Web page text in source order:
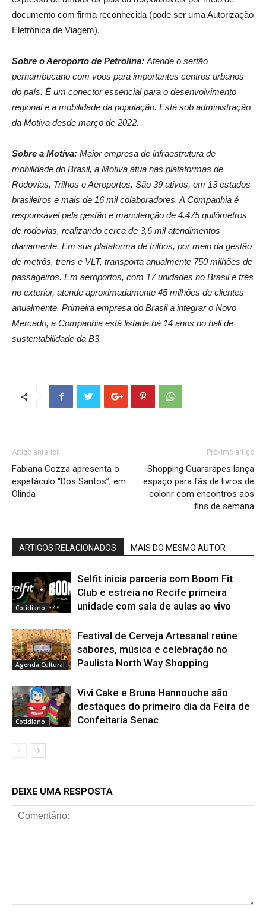
documento com firma reconhecida (pode ser uma Autorização
Eletrônica de Viagem).
Sobre o Aeroporto de Petrolina: Atende o sertão
pernambucano com voos para importantes centros urbanos
do país. É um conector essencial para o desenvolvimento
regional e a mobilidade da população. Está sob administração
da Motiva desde março de 2022.
Sobre a Motiva: Maior empresa de infraestrutura de
mobilidade do Brasil, a Motiva atua nas plataformas de
Rodovias, Trilhos e Aeroportos. São 39 ativos, em 13 estados
brasileiros e mais de 16 mil colaboradores. A Companhia é
responsável pela gestão e manutenção de 4.475 quilômetros
de rodovias, realizando cerca de 3,6 mil atendimentos
diariamente. Em sua plataforma de trilhos, por meio da gestão
de metrôs, trens e VLT, transporta anualmente 750 milhões de
passageiros. Em aeroportos, com 17 unidades no Brasil e três
no exterior, atende aproximadamente 45 milhões de clientes
anualmente. Primeira empresa do Brasil a integrar o Novo
Mercado, a Companhia está listada há 14 anos no hall de
sustentabilidade da B3.
Artigo anterior
Fabiana Cozza apresenta o
espetáculo “Dos Santos”, em
Olinda
Próximo artigo
Shopping Guararapes lança
espaço para fãs de livros de
colorir com encontros aos
fins de semana
ARTIGOS RELACIONADOS MAIS DO MESMO AUTOR
Cotidiano
Selfit inicia parceria com Boom Fit
Club e estreia no Recife primeira
unidade com sala de aulas ao vivo
Agenda Cultural
Festival de Cerveja Artesanal reúne
sabores, música e celebração no
Paulista North Way Shopping
Cotidiano
Vivi Cake e Bruna Hannouche são
destaques do primeiro dia da Feira de
Confeitaria Senac
DEIXE UMA RESPOSTA